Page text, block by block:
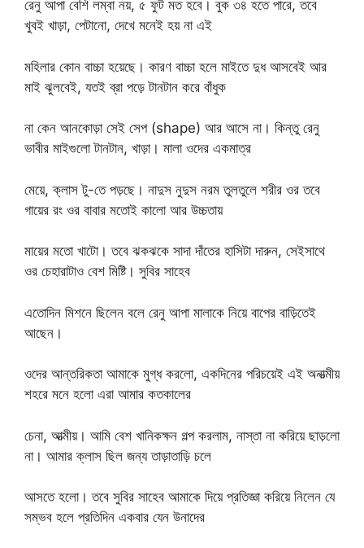
রেনু আপা বেশি লম্বা নয়, ৫ ফুট মত হবে। বুক ৩৪ হতে পারে, তবে
খুবই খাড়া, পেটানো, দেখে মনেই হয় না এই
মহিলার কোন বাচ্চা হয়েছে। কারণ বাচ্চা হলে মাইতে দুধ আসবেই আর
মাই ঝুলবেই, যতই ব্রা পড়ে টানটান করে বাঁধুক
না কেন আনকোড়া সেই সেপ (shape) আর আসে না। কিন্তু রেনু
ভাবীর মাইগুলো টানটান, খাড়া। মালা ওদের একমাত্র
মেয়ে, ক্লাস টু-তে পড়ছে। নাদুস নুদুস নরম তুলতুলে শরীর ওর তবে
গায়ের রং ওর বাবার মতোই কালো আর উচ্চতায়
মায়ের মতো খাটো। তবে ঝকঝকে সাদা দাঁতের হাসিটা দারুন, সেইসাথে
ওর চেহারাটাও বেশ মিষ্টি। সুবির সাহেব
এতোদিন মিশনে ছিলেন বলে রেনু আপা মালাকে নিয়ে বাপের বাড়িতেই
আছেন।
ওদের আন্তরিকতা আমাকে মুগ্ধ করলো, একদিনের পরিচয়েই এই অনাত্মীয়
শহরে মনে হলো এরা আমার কতকালের
চেনা, আত্মীয়। আমি বেশ খানিকক্ষন গল্প করলাম, নাস্তা না করিয়ে ছাড়লো
না। আমার ক্লাস ছিল জন্য তাড়াতাড়ি চলে
আসতে হলো। তবে সুবির সাহেব আমাকে দিয়ে প্রতিজ্ঞা করিয়ে নিলেন যে
সম্ভব হলে প্রতিদিন একবার যেন উনাদের